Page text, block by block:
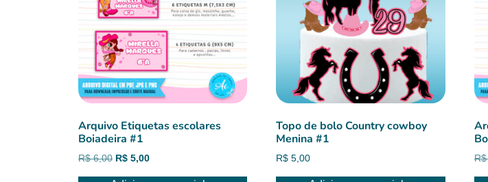
Arquivo Etiquetas escolares
Boiadeira #1
R$6,00 O
R$ 5,00O
Topo de bolo Country cowboy
Menina #1
R$ 5,00 R$